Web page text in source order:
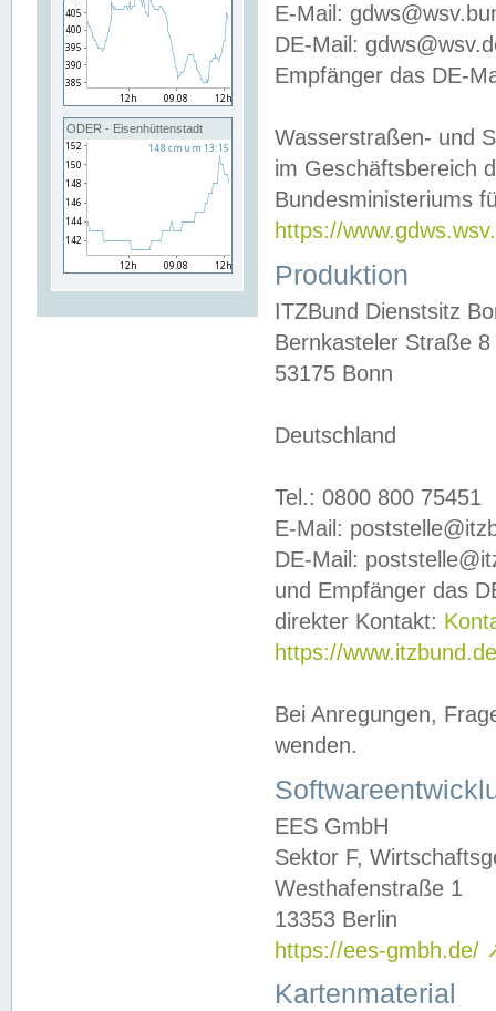
ODER - Eisenhüttenstadt
E-Mail:
DE-Mail:
Empfänger das DE-
Wasserstraßen- und
im Geschäftsbereich
Bundesministeriums
https://
Produktion
ITZBund Dienstsitz
Bernkasteler Straße 8
53175 Bonn
Deutschland
Tel.: 0800 800 75451
E-Mail:
DE-Mail:
und Empfänger das
direkter Kontakt:
https://
Bei Anregungen,
wenden.
EES GmbH
Sektor F,
Westhafenstraße 1
13353 Berlin
https://ees-gmbh.de/
Kartenmaterial